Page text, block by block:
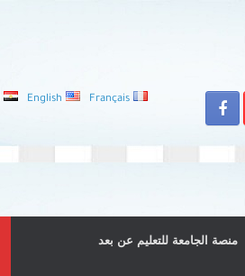
English Français
منصة الجامعة للتعليم عن بعد